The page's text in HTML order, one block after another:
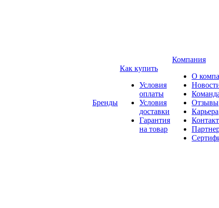
Бренды
Как купить
Условия
оплаты
Условия
доставки
Гарантия
на товар
Компания
О
Отзывы
Карьера